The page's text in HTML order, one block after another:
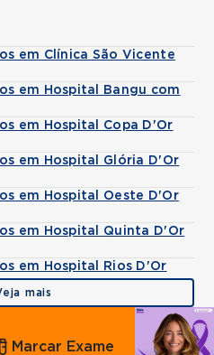
em Clínica São Vicente
em Hospital Bangu com
em Hospital Copa D'Or
em Hospital Glória D'Or
em Hospital Oeste D'Or
em Hospital Quinta D'Or
em Hospital Rios D'Or
mais
Agende
por
Marcar Exame